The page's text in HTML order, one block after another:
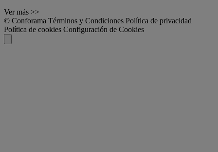
Ver más >>
© Conforama Términos y Condiciones Política de privacidad
Política de cookies Configuración de Cookies